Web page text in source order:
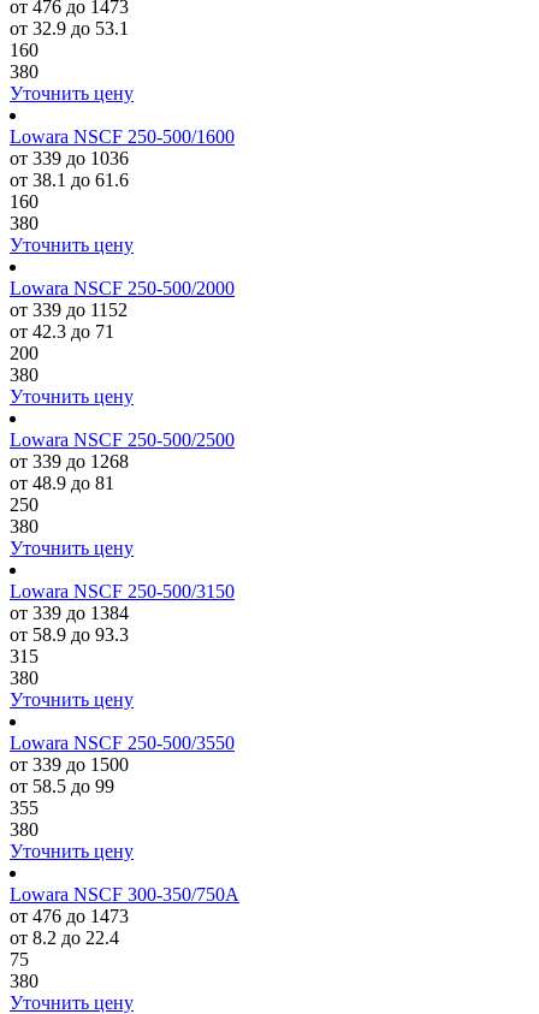
от 476 до 1473
от 32.9 до 53.1
160
380
Уточнить цену
Lowara NSCF 250-500/1600
от 339 до 1036
от 38.1 до 61.6
160
380
Уточнить цену
Lowara NSCF 250-500/2000
от 339 до 1152
от 42.3 до 71
200
380
Уточнить цену
Lowara NSCF 250-500/2500
от 339 до 1268
от 48.9 до 81
250
380
Уточнить цену
Lowara NSCF 250-500/3150
от 339 до 1384
от 58.9 до 93.3
315
380
Уточнить цену
Lowara NSCF 250-500/3550
от 339 до 1500
от 58.5 до 99
355
380
Уточнить цену
Lowara NSCF 300-350/750A
от 476 до 1473
от 8.2 до 22.4
75
380
Уточнить цену